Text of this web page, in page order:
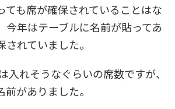
ても席が確保されていることはな
今年はテーブルに名前が貼ってあ
れていました。
入れそうなぐらいの席数ですが、
がありました。